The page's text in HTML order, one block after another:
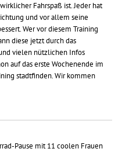
Fahrspaß ist. Jeder hat
und vor allem seine
Wer vor diesem Training
diese jetzt durch das
vielen nützlichen Infos
auf das erste Wochenende im
stadtfinden. Wir kommen
Pause mit 11 coolen Frauen